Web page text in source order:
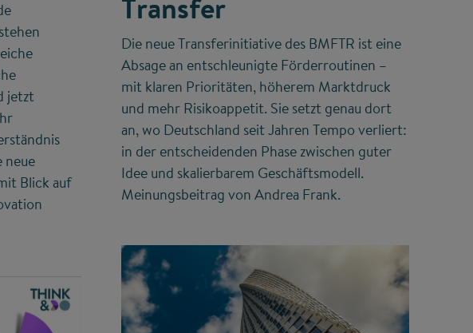
jetzt
neue
Blick auf
Die neue Transferinitiative des BMFTR ist eine
Absage an entschleunigte Förderroutinen –
mit klaren Prioritäten, höherem Marktdruck
und mehr Risikoappetit. Sie setzt genau dort
an, wo Deutschland seit Jahren Tempo verliert:
in der entscheidenden Phase zwischen guter
Idee und skalierbarem Geschäftsmodell.
Meinungsbeitrag von Andrea Frank.